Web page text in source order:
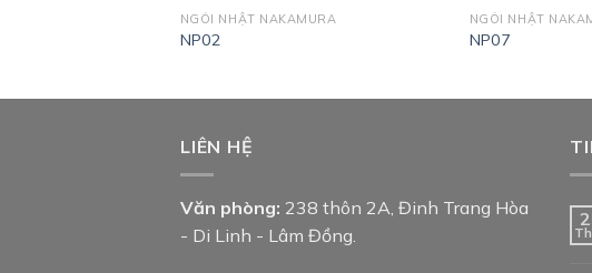
NGÓI NHẬT NAKAMURA
NP02
NGÓI NHẬT
NP07
LIÊN HỆ
Văn phòng: 238 thôn 2A, Đinh Trang Hòa
- Di Linh - Lâm Đồng.